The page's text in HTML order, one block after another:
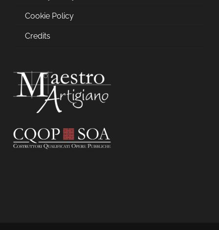
Cookie Policy
Credits